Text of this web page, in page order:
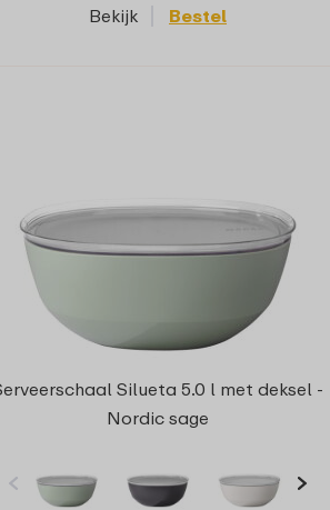
Bekijk Bestel
Silueta 5.0 l met deksel -
Nordic sage